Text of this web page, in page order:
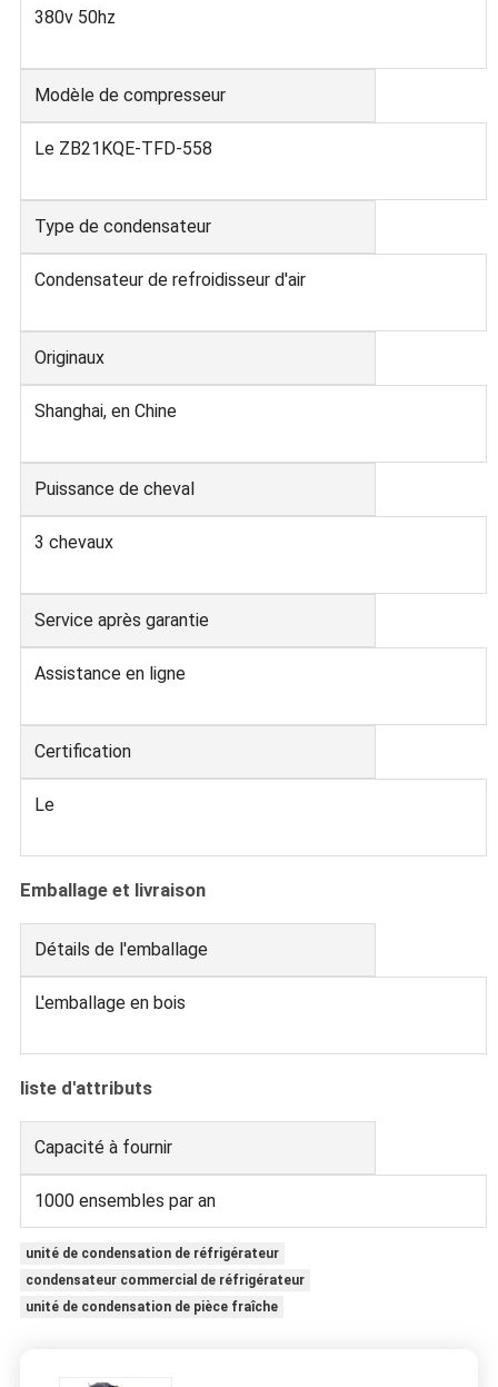
380v 50hz
Modèle de compresseur
Le ZB21KQE-TFD-558
Type de condensateur
Condensateur de refroidisseur d'air
Originaux
Shanghai, en Chine
Puissance de cheval
3 chevaux
Service après garantie
Assistance en ligne
Certification
Le
Emballage et livraison
Détails de l'emballage
L'emballage en bois
liste d'attributs
Capacité à fournir
1000 ensembles par an
unité de condensation de réfrigérateur
condensateur commercial de réfrigérateur
unité de condensation de pièce fraîche